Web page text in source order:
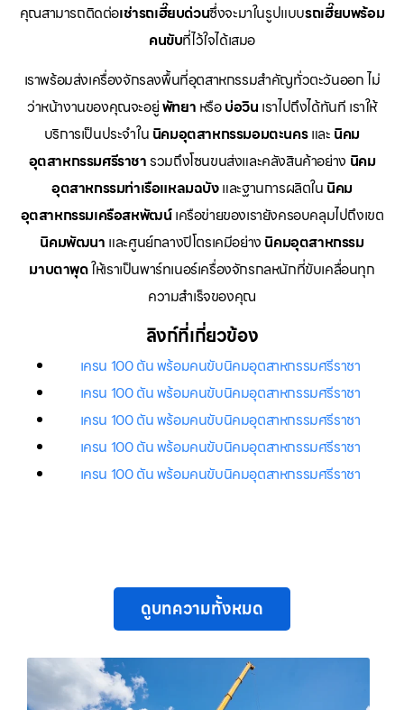
คุณสามารถติดต่อเช่ารถเฮี๊ยบด่วนซึ่งจะมาในรูปแบบรถเฮี๊ยบพร้อม
คนขับที่ไว้ใจได้เสมอ
เราพร้อมส่งเครื่องจักรลงพื้นที่อุตสาหกรรมสำคัญทั่วตะวันออก ไม่
ว่าหน้างานของคุณจะอยู่พัทยา หรือบ่อวิน เราไปถึงได้ทันที เราให้
บริการเป็นประจำใน นิคมอุตสาหกรรมอมตะนครและ นิคม
อุตสาหกรรมศรีราชารวมถึงโซนขนส่งและคลังสินค้าอย่าง นิคม
อุตสาหกรรมท่าเรือแหลมฉบังและฐานการผลิตใน นิคม
อุตสาหกรรมเครือสหพัฒน์เครือข่ายของเรายังครอบคลุมไปถึงเขต
นิคมพัฒนา และศูนย์กลางปิโตรเคมีอย่าง นิคมอุตสาหกรรม
มาบตาพุดให้เราเป็นพาร์ทเนอร์เครื่องจักรกลหนักที่ขับเคลื่อนทุก
ความสำเร็จของคุณ
ลิงก์ที่เกี่ยวข้อง
เครน 100 ตัน พร้อมคนขับนิคมอุตสาหกรรมศรีราชา
เครน 100 ตัน พร้อมคนขับนิคมอุตสาหกรรมศรีราชา
เครน 100 ตัน พร้อมคนขับนิคมอุตสาหกรรมศรีราชา
เครน 100 ตัน พร้อมคนขับนิคมอุตสาหกรรมศรีราชา
เครน 100 ตัน พร้อมคนขับนิคมอุตสาหกรรมศรีราชา
ดูบทความทั้งหมด